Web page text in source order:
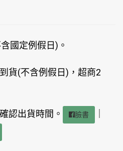
國定例假日)。
貨(不含例假日)，超商2
認出貨時間。 臉書